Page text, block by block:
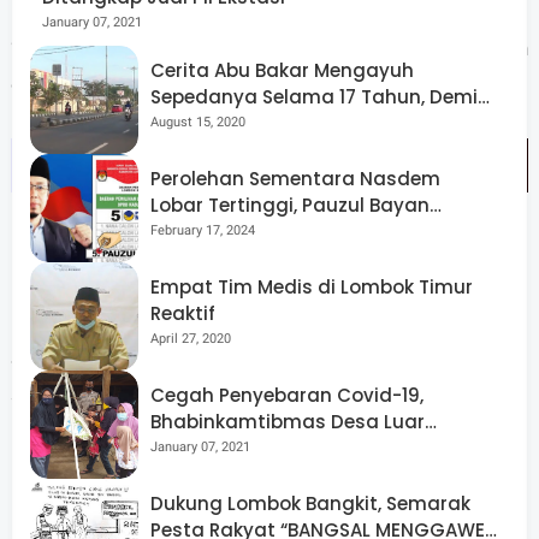
“Dengan adanya grup ini, koordinasi akan lebih cepat, dan
donor dapat siap kapan saja diperlukan,” tambahnya.
Masyarakat menyambut kegiatan ini dengan antusias.
Selain mendonorkan darah, peserta juga menikmati
suasana kebersamaan melalui jalan santai dan senam
massal yang membangkitkan semangat kemerdekaan.
January 07, 2021
Cerita Abu Bakar Mengayuh
Sepedanya Selama 17 Tahun, Demi
Menggelorakan Kemerdekaan
August 15, 2020
Perolehan Sementara Nasdem
Lobar Tertinggi, Pauzul Bayan
Berpeluang “Rebut” Kursi Dapil 3
February 17, 2024
Empat Tim Medis di Lombok Timur
Reaktif
April 27, 2020
Cegah Penyebaran Covid-19,
Bhabinkamtibmas Desa Luar
Pantau Kegiatan Posyandu
January 07, 2021
Dukung Lombok Bangkit, Semarak
Pesta Rakyat “BANGSAL MENGGAWE”